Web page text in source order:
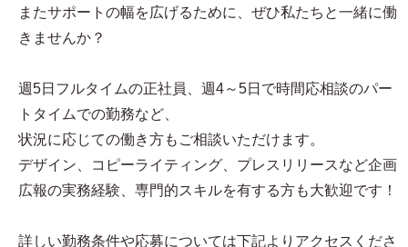
またサポートの幅を広げるために、ぜひ私たちと一緒に働
きませんか？
週5日フルタイムの正社員、週4～5日で時間応相談のパー
トタイムでの勤務など、
状況に応じての働き方もご相談いただけます。
デザイン、コピーライティング、プレスリリースなど企画
広報の実務経験、専門的スキルを有する方も大歓迎です！
詳しい勤務条件や応募については下記よりアクセスくださ